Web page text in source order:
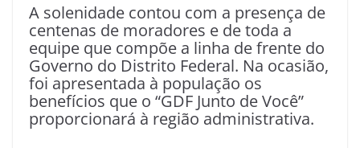
A solenidade contou com a presença de
centenas de moradores e de toda a
equipe que compõe a linha de frente do
Governo do Distrito Federal. Na ocasião,
foi apresentada à população os
benefícios que o “GDF Junto de Você”
proporcionará à região administrativa.